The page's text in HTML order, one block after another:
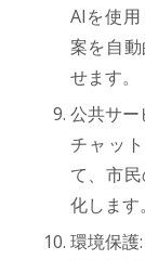
AIを使
案を自
せます。
公共サー
チャッ
て、市
化します。
環境保護: